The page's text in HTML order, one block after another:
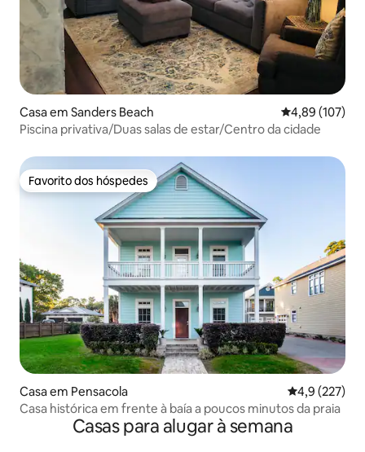
Casa em Sanders Beach Classificação
4,89 (107)
Piscina privativa/Duas salas de estar/Centro da cidade
Favorito dos hóspedes
Favorito dos hóspedes
Casa em Pensacola Classificação
4,9 (227)
Casa histórica em frente à baía a poucos minutos da praia
Casas para alugar à semana